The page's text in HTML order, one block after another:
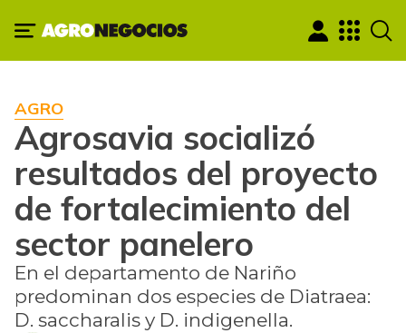
AGRO
Agrosavia socializó
resultados del proyecto
de fortalecimiento del
sector panelero
En el departamento de Nariño
predominan dos especies de Diatraea:
D. saccharalis y D. indigenella.